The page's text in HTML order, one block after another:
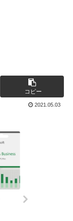
コピー
2021.05.03